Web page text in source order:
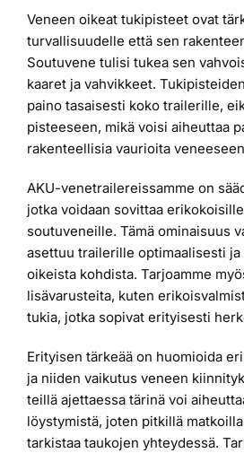
Veneen oikeat tukipisteet ovat
turvallisuudelle että sen
Soutuvene tulisi tukea sen
kaaret ja vahvikkeet.
paino tasaisesti koko trailerille,
pisteeseen, mikä voisi aiheuttaa
rakenteellisia vaurioita
AKU-venetrailereissamme on
jotka voidaan sovittaa
soutuveneille. Tämä ominaisuus
asettuu trailerille optimaalisesti
oikeista kohdista. Tarjoamme
lisävarusteita, kuten
tukia, jotka sopivat erityisesti
Erityisen tärkeää on huomioida
ja niiden vaikutus veneen
teillä ajettaessa tärinä voi
löystymistä, joten pitkillä
tarkistaa taukojen yhteydessä.